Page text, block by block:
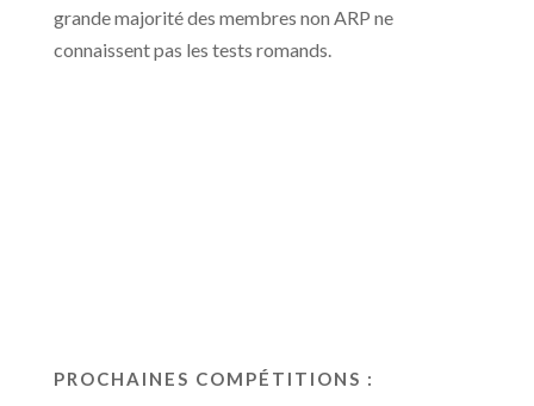
grande majorité des membres non ARP ne
connaissent pas les tests romands.
PROCHAINES COMPÉTITIONS :